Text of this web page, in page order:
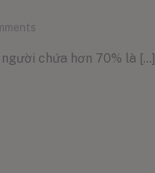
chứa hơn 70% là [...]